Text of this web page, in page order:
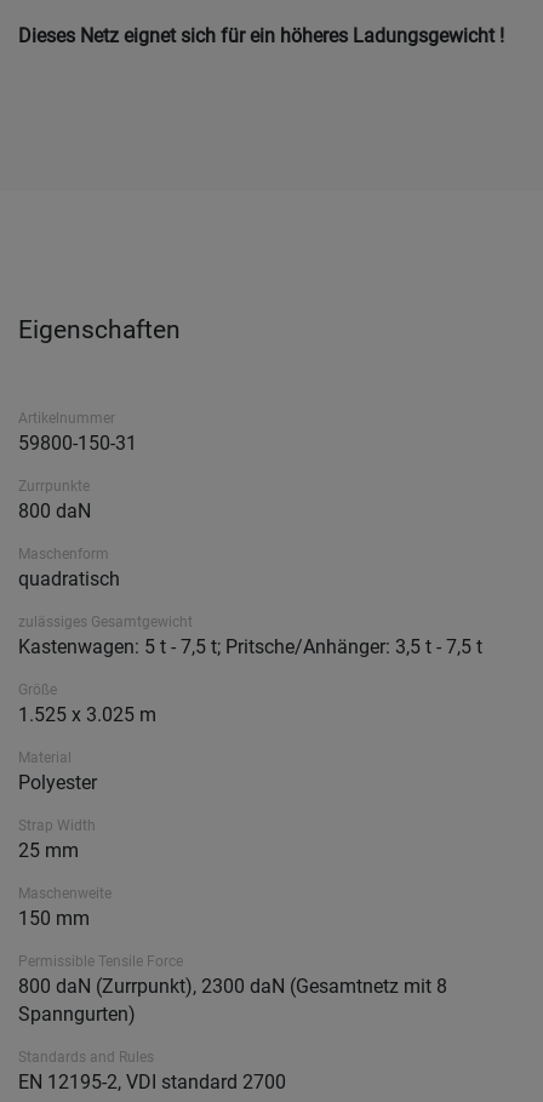
Dieses Netz eignet sich für ein höheres Ladungsgewicht !
Eigenschaften
Artikelnummer
59800-150-31
Zurrpunkte
800 daN
Maschenform
quadratisch
zulässiges Gesamtgewicht
Kastenwagen: 5 t - 7,5 t; Pritsche/Anhänger: 3,5 t - 7,5 t
Größe
1.525 x 3.025 m
Material
Polyester
Strap Width
25 mm
Maschenweite
150 mm
Permissible Tensile Force
800 daN (Zurrpunkt), 2300 daN (Gesamtnetz mit 8
Spanngurten)
Standards and Rules
EN 12195-2, VDI standard 2700